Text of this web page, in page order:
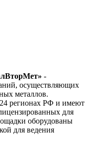
-
осуществляющих
металлов.
регионах РФ и имеют
для
оборудованы
для ведения